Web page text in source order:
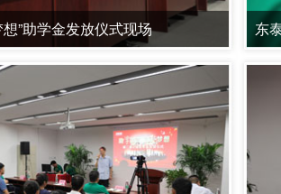
”助学金发放仪式现场 东